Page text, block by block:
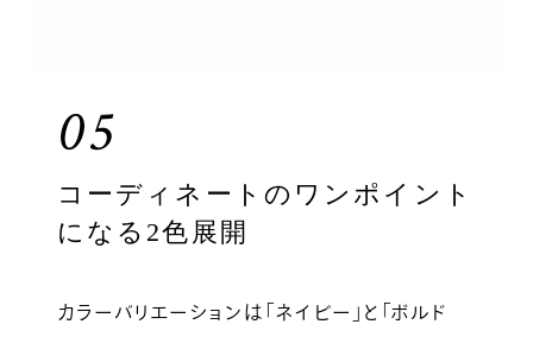
05
コーディネートのワンポイント
になる2色展開
カラーバリエーションは「ネイビー」と「ボルド